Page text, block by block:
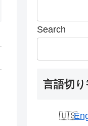
Search
言語切り